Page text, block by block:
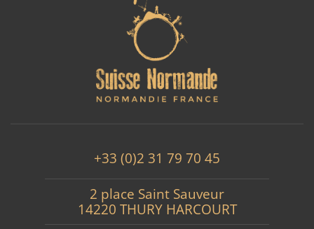
+33 (0)2 31 79 70 45
2 place Saint Sauveur
14220 THURY HARCOURT